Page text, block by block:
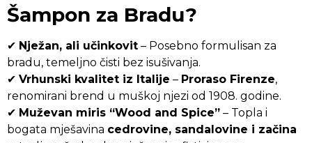
Šampon za Bradu?
✔ Nježan, ali učinkovit – Posebno formulisan za
bradu, temeljno čisti bez isušivanja.
✔ Vrhunski kvalitet iz Italije – Proraso Firenze,
renomirani brend u muškoj njezi od 1908. godine.
✔ Muževan miris “Wood and Spice” – Topla i
bogata mješavina cedrovine, sandalovine i začina